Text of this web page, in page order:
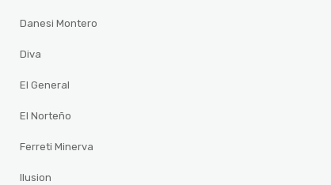
Danesi Montero
Diva
El General
El Norteño
Ferreti Minerva
Ilusion